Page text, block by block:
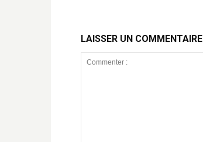
LAISSER UN COMMENTAIRE